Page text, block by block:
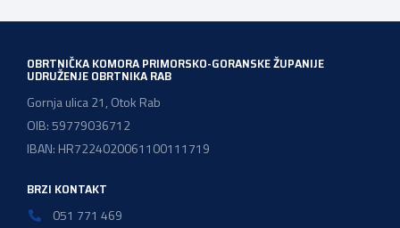
OBRTNIČKA KOMORA PRIMORSKO-GORANSKE ŽUPANIJE
UDRUŽENJE OBRTNIKA RAB
Gornja ulica 21, Otok Rab
OIB: 59779036712
IBAN: HR7224020061100111719
BRZI KONTAKT
051 771 469